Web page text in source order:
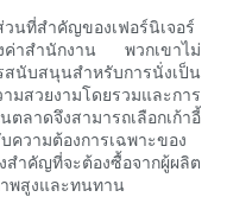
นที่สำคัญของเฟอร์นิเจอร์
งค่าสำนักงาน พวกเขาไม่
นับสนุนสำหรับการนั่งเป็น
สวยงามโดยรวมและการ
ลาดจึงสามารถเลือกเก้าอี้
ความต้องการเฉพาะของ
ำคัญที่จะต้องซื้อจากผู้ผลิต
พสูงและทนทาน